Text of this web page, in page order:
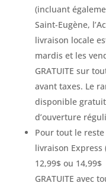
(incluant
Saint-Eugène,
livraison locale
mardis et les
GRATUITE sur
avant taxes. Le
disponible
d’ouverture
Pour tout le
livraison Express
12,99$ ou
GRATUITE avec